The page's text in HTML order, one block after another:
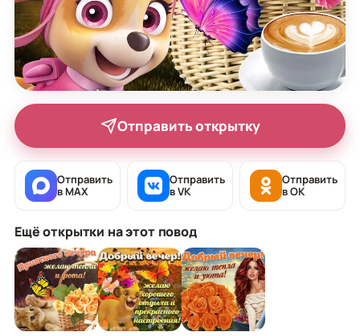
Отправить открытку
Отправить
в MAX
Отправить
в VK
Отправить
в OK
Ещё открытки на этот повод